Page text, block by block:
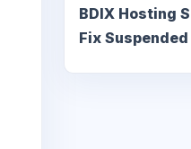
BDIX Hosting
Fix